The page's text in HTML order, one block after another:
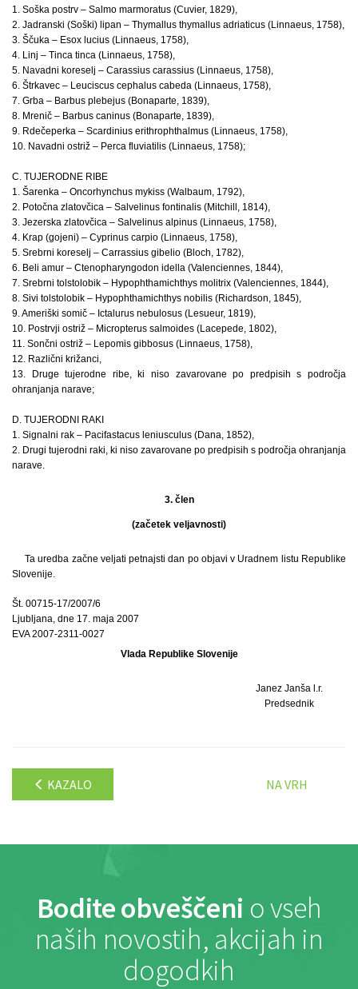
1. Soška postrv – Salmo marmoratus (Cuvier, 1829),
2. Jadranski (Soški) lipan – Thymallus thymallus adriaticus (Linnaeus, 1758),
3. Ščuka – Esox lucius (Linnaeus, 1758),
4. Linj – Tinca tinca (Linnaeus, 1758),
5. Navadni koreselj – Carassius carassius (Linnaeus, 1758),
6. Štrkavec – Leuciscus cephalus cabeda (Linnaeus, 1758),
7. Grba – Barbus plebejus (Bonaparte, 1839),
8. Mrenič – Barbus caninus (Bonaparte, 1839),
9. Rdečeperka – Scardinius erithrophthalmus (Linnaeus, 1758),
10. Navadni ostriž – Perca fluviatilis (Linnaeus, 1758);
C. TUJERODNE RIBE
1. Šarenka – Oncorhynchus mykiss (Walbaum, 1792),
2. Potočna zlatovčica – Salvelinus fontinalis (Mitchill, 1814),
3. Jezerska zlatovčica – Salvelinus alpinus (Linnaeus, 1758),
4. Krap (gojeni) – Cyprinus carpio (Linnaeus, 1758),
5. Srebrni koreselj – Carrassius gibelio (Bloch, 1782),
6. Beli amur – Ctenopharyngodon idella (Valenciennes, 1844),
7. Srebrni tolstolobik – Hypophthamichthys molitrix (Valenciennes, 1844),
8. Sivi tolstolobik – Hypophthamichthys nobilis (Richardson, 1845),
9. Ameriški somič – Ictalurus nebulosus (Lesueur, 1819),
10. Postrvji ostriž – Micropterus salmoides (Lacepede, 1802),
11. Sončni ostriž – Lepomis gibbosus (Linnaeus, 1758),
12. Različni križanci,
13. Druge tujerodne ribe, ki niso zavarovane po predpisih s področja
ohranjanja narave;
D. TUJERODNI RAKI
1. Signalni rak – Pacifastacus leniusculus (Dana, 1852),
2. Drugi tujerodni raki, ki niso zavarovane po predpisih s področja ohranjanja
narave.
3. člen
(začetek veljavnosti)
Ta uredba začne veljati petnajsti dan po objavi v Uradnem listu Republike
Slovenije.
Št. 00715-17/2007/6
Ljubljana, dne 17. maja 2007
EVA 2007-2311-0027
Vlada Republike Slovenije
Janez Janša l.r.
Predsednik
KAZALO NA VRH
Bodite obveščeni o vseh
naših novostih, akcijah in
dogodkih